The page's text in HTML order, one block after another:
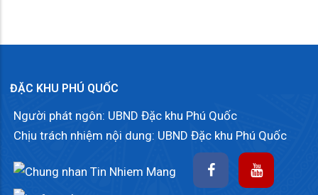
ĐẶC KHU PHÚ QUỐC
Người phát ngôn: UBND Đặc khu Phú Quốc
Chịu trách nhiệm nội dung: UBND Đặc khu Phú Quốc